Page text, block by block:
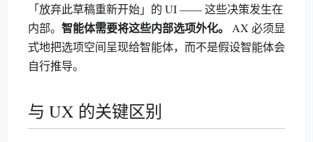
「放弃此草稿重新开始」的 UI —— 这些决策发生在
内部。 智能体需要将这些内部选项外化。 AX 必须显
式地把选项空间呈现给智能体，而不是假设智能体会
自行推导。
与 UX 的关键区别